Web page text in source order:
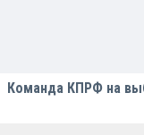
Команда КПРФ на